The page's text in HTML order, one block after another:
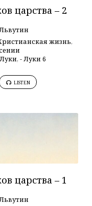
царства – 2
жизнь,
Луки, - Луки 6
LISTEN
царства – 1